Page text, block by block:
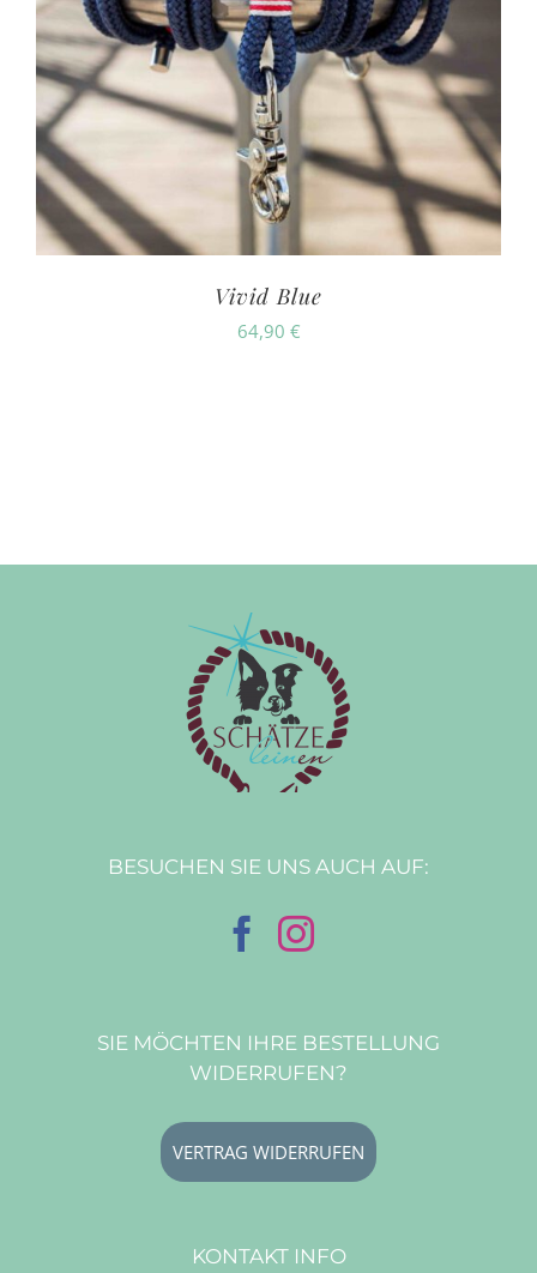
Vivid Blue
64,90 €
BESUCHEN SIE UNS AUCH AUF:
SIE MÖCHTEN IHRE BESTELLUNG
WIDERRUFEN?
VERTRAG WIDERRUFEN
KONTAKT INFO